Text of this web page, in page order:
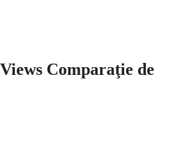
Comparaţie de